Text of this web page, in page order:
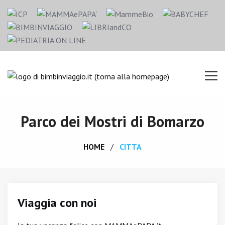
Parco dei Mostri di Bomarzo
HOME CITTA
Viaggia con noi